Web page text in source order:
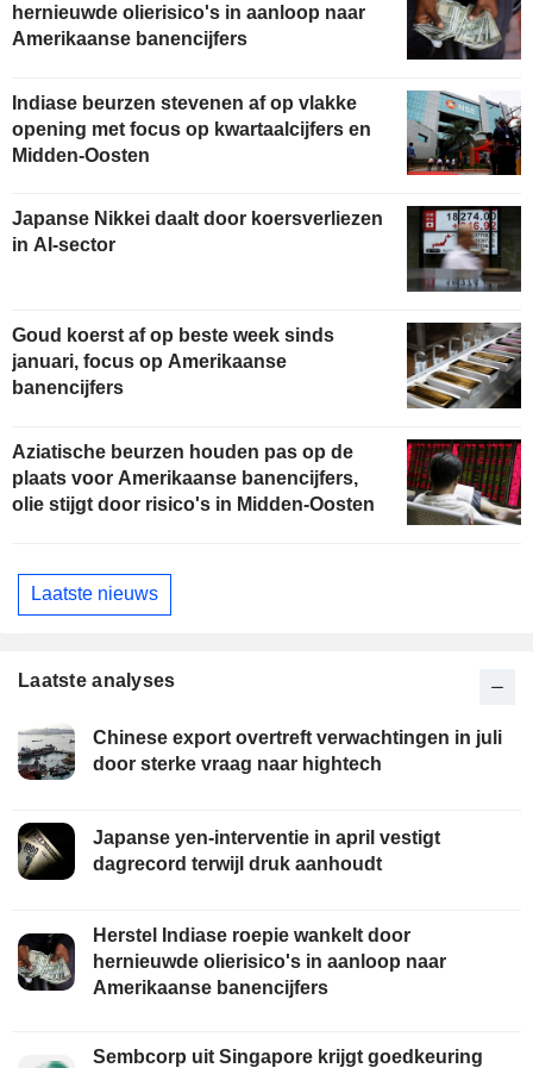
hernieuwde olierisico's in aanloop naar
Amerikaanse banencijfers
Indiase beurzen stevenen af op vlakke
opening met focus op kwartaalcijfers en
Midden-Oosten
Japanse Nikkei daalt door koersverliezen
in AI-sector
Goud koerst af op beste week sinds
januari, focus op Amerikaanse
banencijfers
Aziatische beurzen houden pas op de
plaats voor Amerikaanse banencijfers,
olie stijgt door risico's in Midden-Oosten
Laatste nieuws
Laatste analyses
Chinese export overtreft verwachtingen in juli
door sterke vraag naar hightech
Japanse yen-interventie in april vestigt
dagrecord terwijl druk aanhoudt
Herstel Indiase roepie wankelt door
hernieuwde olierisico's in aanloop naar
Amerikaanse banencijfers
Sembcorp uit Singapore krijgt goedkeuring